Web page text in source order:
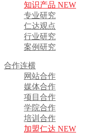
知识产品 NEW
专业研究
仁达观点
行业研究
案例研究
合作连横
网站合作
媒体合作
项目合作
学院合作
培训合作
加盟仁达 NEW